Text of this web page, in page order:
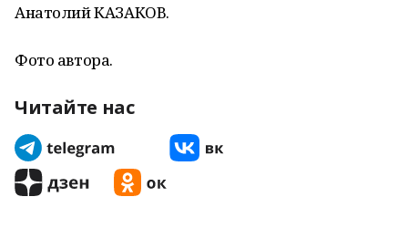
Анатолий КАЗАКОВ.
Фото автора.
Читайте нас